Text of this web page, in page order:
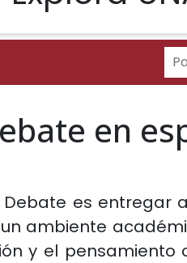
en
es entregar
ambiente
y el